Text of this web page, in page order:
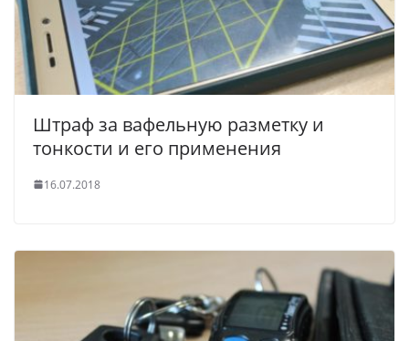
Штраф за вафельную разметку и
тонкости и его применения
16.07.2018